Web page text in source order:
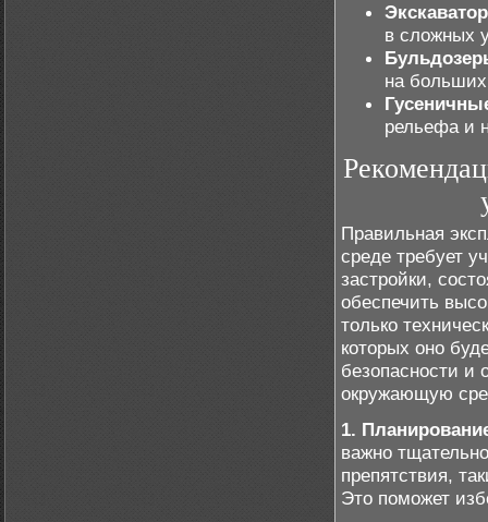
в сложных
на
рельефа и
Правильная
среде требует
застройки,
обеспечить
только
которых оно
безопасности и
окружающую
1.
важно
препятствия,
Это поможет